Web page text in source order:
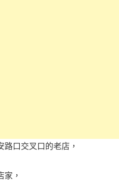
口交叉口的老店，
家，